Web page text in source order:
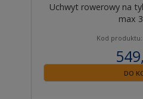
Uchwyt rowerowy na
max
Kod produktu:
DO